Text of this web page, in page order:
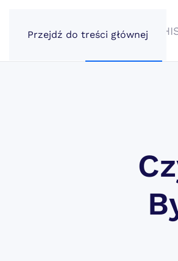
Przejdź do treści głównej
AKTUALNOŚCI